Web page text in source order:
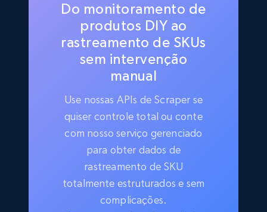
Do monitoramento de
produtos DIY ao
rastreamento de SKUs
sem intervenção
manual
Use nossas APIs de Scraper se
quiser controle total ou conte
com nosso serviço gerenciado
para obter dados de
rastreamento de SKU
totalmente estruturados e sem
complicações.